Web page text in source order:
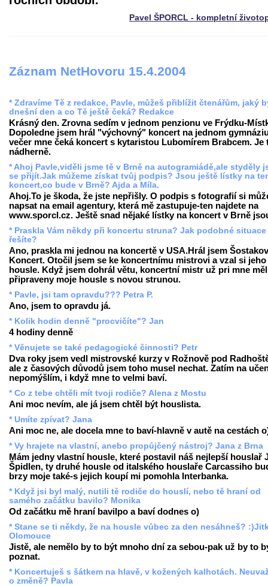
Pavel ŠPORCL - kompletní
Záznam NetHovoru 15.4.2004
* Zdravíme Tě z redakce, Pavle, můžeš přiblížit čtenářům, jaký
dnešní den a co Tě ještě čeká? Redakce
Krásný den. Zrovna sedím v jednom penzionu ve Frýdku-
Dopoledne jsem hrál "výchovný" koncert na jednom
večer mne čeká koncert s kytaristou Lubomírem Brabcem. Je
nádherně.
* Ahoj Pavle,viděli jsme tě v Brně na autogramiádě,ale styděly
se přijít.Jak můžeme získat tvůj podpis? Jsou ještě lístky na
koncert,co bude v Brně? Ajda a Míla.
Ahoj.To je škoda, že jste nepřišly. O podpis s fotografií si
napsat na email agentury, která mě zastupuje-ten najdete na
www.sporcl.cz. Ještě snad nějaké lístky na koncert v Brně
* Praskla Vám někdy při koncertu struna? Jak podobné situace
řešíte?
Ano, praskla mi jednou na koncertě v USA.Hrál jsem
Koncert. Otočil jsem se ke koncertnímu mistrovi a vzal si jeho
housle. Když jsem dohrál větu, koncertní mistr už pri mne měl
připraveny moje housle s novou strunou.
* Pavle, jsi tam opravdu??? Petra P.
Ano, jsem to opravdu já.
* Kolik hodin denně "procvičíte"? Jan
4 hodiny denně
* Věnujete se také pedagogické činnosti? Petr
Dva roky jsem vedl mistrovské kurzy v Rožnově pod
ale z časových důvodů jsem toho musel nechat. Zatím na
nepomýšlím, i když mne to velmi baví.
* Co z tebe chtěli mít tvoji rodiče? Alena z Mostu
Ani moc nevím, ale já jsem chtěl být houslista.
* Umíte zpívat? Jana
Ani moc ne, ale docela mne to baví-hlavně v autě na cestách
* Vy hrajete na vlastní, anebo propůjčený nástroj? Jana z Brna
Mám jedny vlastní housle, které postavil náš nejlepší houslař
Špidlen, ty druhé housle od italského houslaře Carcassiho
brzy moje také-s jejich koupí mi pomohla Interbanka.
* Když jsi byl malý, nutili tě rodiče do houslí, nebo tě hraní od
samého začátku bavilo? Monika
Od začátku mě hraní bavilpo a baví dodnes o)
* Stane se ti někdy, že na housle vůbec za den nesáhneš?
Olomouce
Jistě, ale nemělo by to být mnoho dní za sebou-pak už by to
poznat.
* Koncertuješ s šátkem na hlavě, v kožených kalhotách.
o změně? Pavla